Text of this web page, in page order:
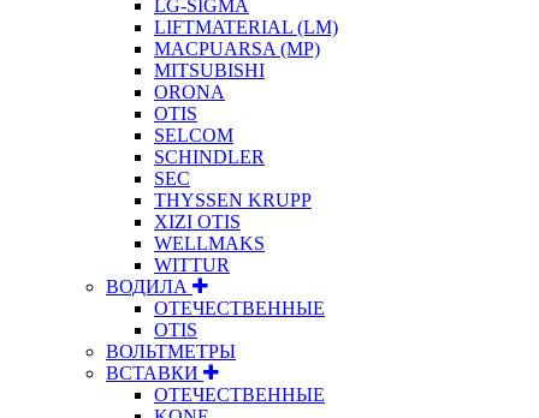
LG-SIGMA
LIFTMATERIAL (LM)
MACPUARSA (MP)
MITSUBISHI
ORONA
OTIS
SELCOM
SCHINDLER
SEC
THYSSEN KRUPP
XIZI OTIS
WELLMAKS
WITTUR
ВОДИЛА
ОТЕЧЕСТВЕННЫЕ
OTIS
ВОЛЬТМЕТРЫ
ВСТАВКИ
ОТЕЧЕСТВЕННЫЕ